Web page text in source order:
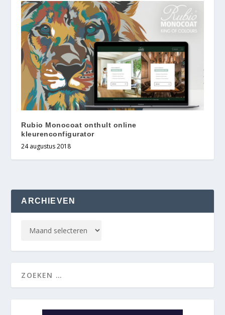
Rubio Monocoat onthult online
kleurenconfigurator
24 augustus 2018
ARCHIEVEN